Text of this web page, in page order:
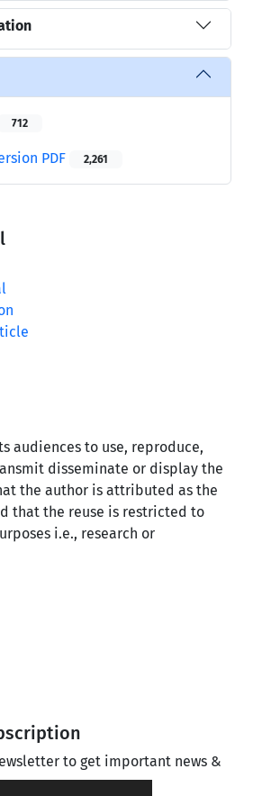
712
PDF 2,261
audiences to use, reproduce,
disseminate or display the
the author is attributed as the
that the reuse is restricted to
i.e., research or
to get important news &